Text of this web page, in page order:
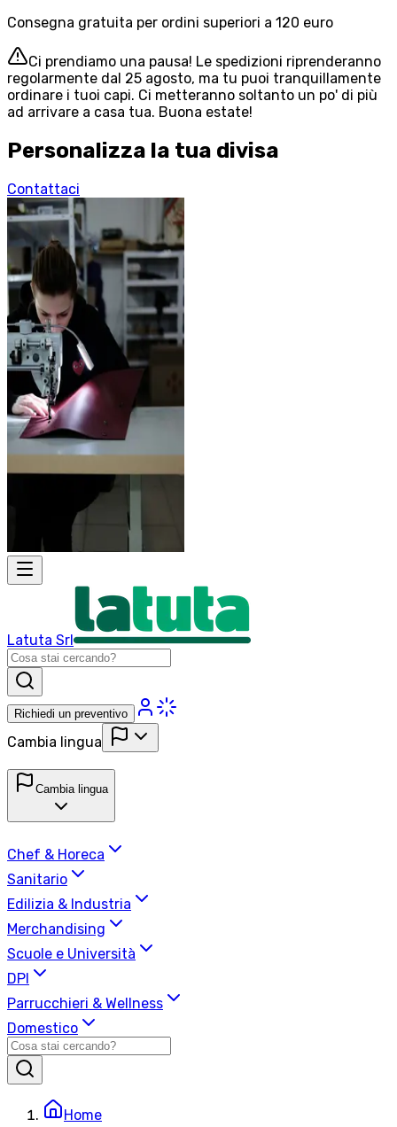
Consegna gratuita per ordini superiori a 120 euro
Ci prendiamo una pausa! Le spedizioni riprenderanno
regolarmente dal 25 agosto, ma tu puoi tranquillamente
ordinare i tuoi capi. Ci metteranno soltanto un po' di più
ad arrivare a casa tua. Buona estate!
Personalizza la tua divisa
Contattaci
Latuta Srl
Richiedi un preventivo
Cambia lingua
Cambia lingua
Chef & Horeca
Sanitario
Edilizia & Industria
Merchandising
Scuole e Università
DPI
Parrucchieri & Wellness
Domestico
Home